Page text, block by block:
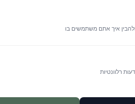
הנוכחי. מטרת האבחון היא להבין לעומק את
תוכנית טיפול מותאמת אישית, הכוללת המלצות
איך אתם משתמשים בו
רלוונטיות